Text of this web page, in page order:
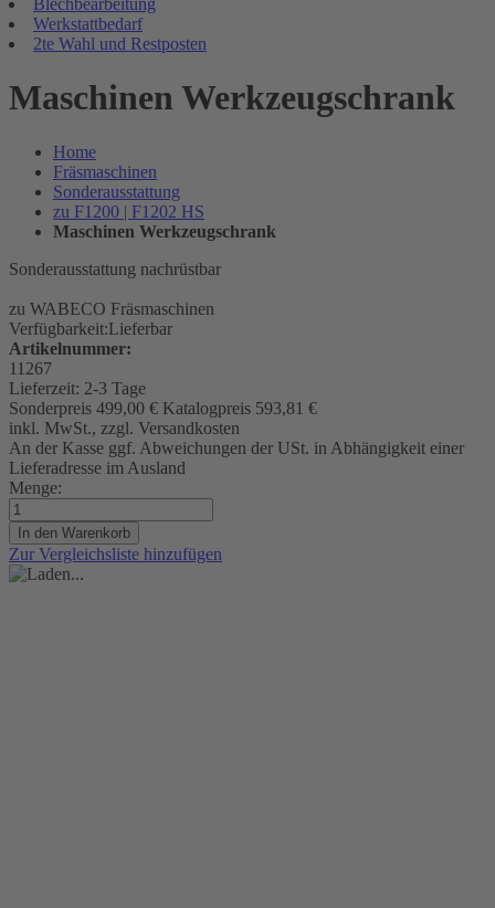
Blechbearbeitung
Werkstattbedarf
2te Wahl und Restposten
Maschinen Werkzeugschrank
Home
Fräsmaschinen
Sonderausstattung
zu F1200 | F1202 HS
Maschinen Werkzeugschrank
Sonderausstattung nachrüstbar
zu WABECO Fräsmaschinen
Verfügbarkeit:Lieferbar
Artikelnummer:
11267
Lieferzeit: 2-3 Tage
Sonderpreis 499,00 € Katalogpreis 593,81 €
inkl. MwSt., zzgl. Versandkosten
An der Kasse ggf. Abweichungen der USt. in Abhängigkeit einer
Lieferadresse im Ausland
Menge:
In den Warenkorb
Zur Vergleichsliste hinzufügen